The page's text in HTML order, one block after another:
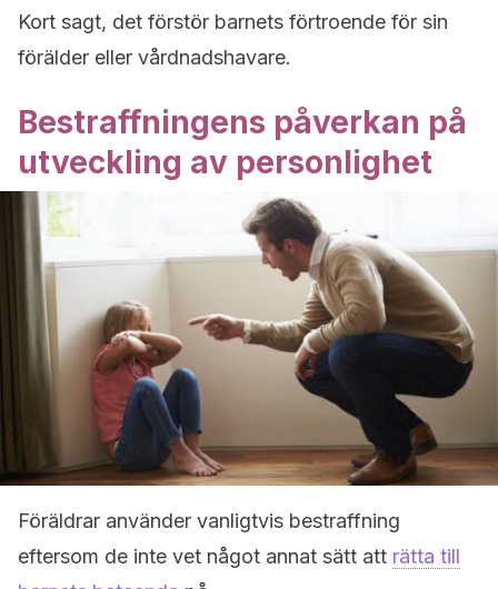
Kort sagt, det förstör barnets förtroende för sin
förälder eller vårdnadshavare.
Bestraffningens påverkan på
utveckling av personlighet
Föräldrar använder vanligtvis bestraffning
eftersom de inte vet något annat sätt att rätta till